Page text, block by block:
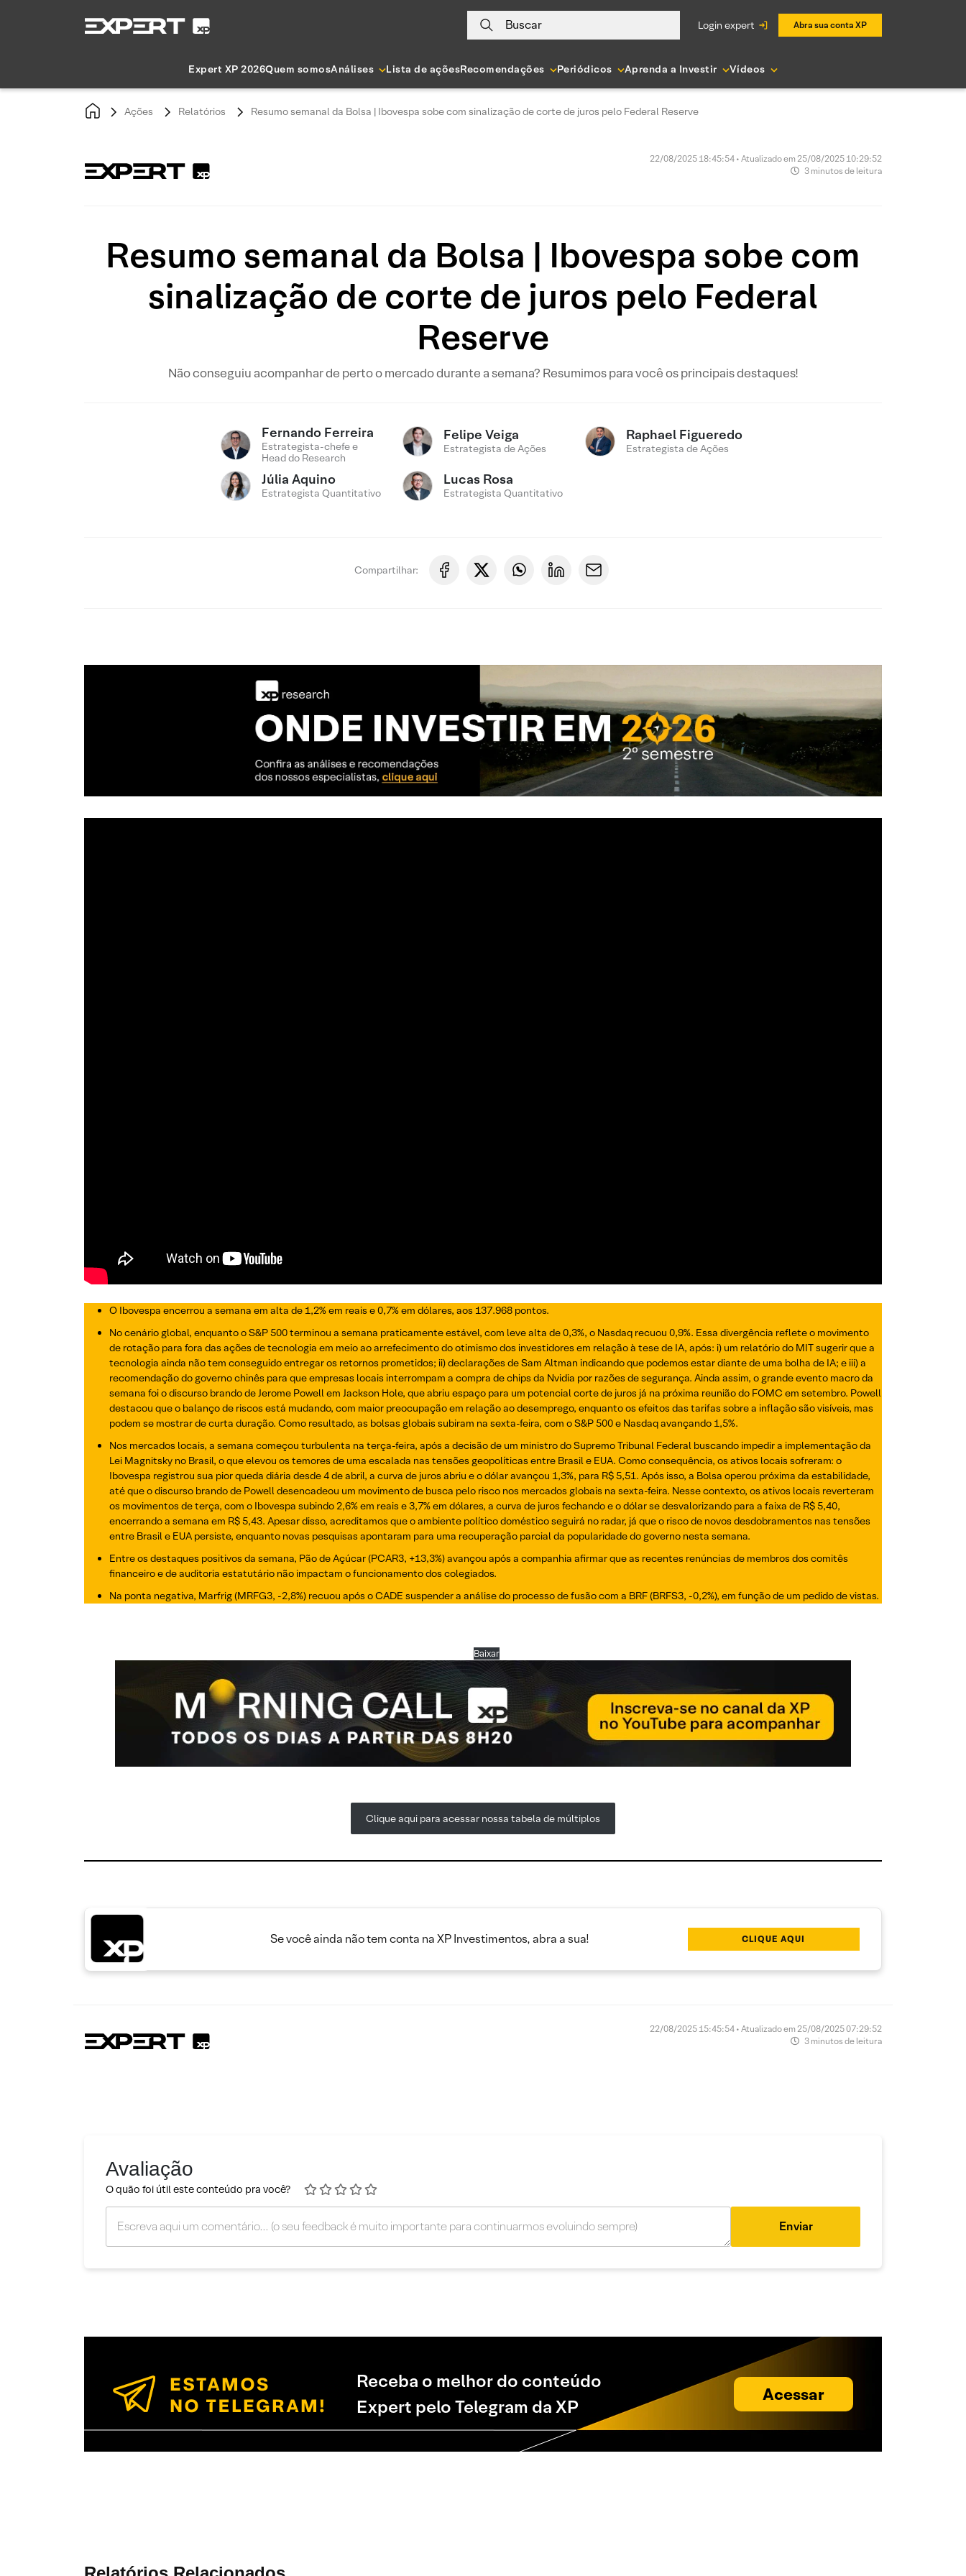
Buscar login expert Abra sua conta XP
Expert XP 2026Quem somosAnálises Lista de açõesRecomendações Periódicos Aprenda a Investir Vídeos
Ações Relatórios Resumo semanal da Bolsa | Ibovespa sobe com sinalização de corte de juros pelo Federal Reserve
22/08/2025 18:45:54 • Atualizado em 25/08/2025 10:29:52
3 minutos de leitura
Resumo semanal da Bolsa | Ibovespa sobe com
sinalização de corte de juros pelo Federal
Reserve
Não conseguiu acompanhar de perto o mercado durante a semana? Resumimos para você os principais destaques!
Fernando Ferreira
Estrategista-chefe e
Head do Research
Felipe Veiga
Estrategista de Ações
Raphael Figueredo
Estrategista de Ações
Júlia Aquino
Estrategista Quantitativo
Lucas Rosa
Estrategista Quantitativo
Compartilhar:
O Ibovespa encerrou a semana em alta de 1,2% em reais e 0,7% em dólares, aos 137.968 pontos.
No cenário global, enquanto o S&P 500 terminou a semana praticamente estável, com leve alta de 0,3%, o Nasdaq recuou 0,9%. Essa divergência reflete o movimento
de rotação para fora das ações de tecnologia em meio ao arrefecimento do otimismo dos investidores em relação à tese de IA, após: i) um relatório do MIT sugerir que a
tecnologia ainda não tem conseguido entregar os retornos prometidos; ii) declarações de Sam Altman indicando que podemos estar diante de uma bolha de IA; e iii) a
recomendação do governo chinês para que empresas locais interrompam a compra de chips da Nvidia por razões de segurança. Ainda assim, o grande evento macro da
semana foi o discurso brando de Jerome Powell em Jackson Hole, que abriu espaço para um potencial corte de juros já na próxima reunião do FOMC em setembro. Powell
destacou que o balanço de riscos está mudando, com maior preocupação em relação ao desemprego, enquanto os efeitos das tarifas sobre a inflação são visíveis, mas
podem se mostrar de curta duração. Como resultado, as bolsas globais subiram na sexta-feira, com o S&P 500 e Nasdaq avançando 1,5%.
Nos mercados locais, a semana começou turbulenta na terça-feira, após a decisão de um ministro do Supremo Tribunal Federal buscando impedir a implementação da
Lei Magnitsky no Brasil, o que elevou os temores de uma escalada nas tensões geopolíticas entre Brasil e EUA. Como consequência, os ativos locais sofreram: o
Ibovespa registrou sua pior queda diária desde 4 de abril, a curva de juros abriu e o dólar avançou 1,3%, para R$ 5,51. Após isso, a Bolsa operou próxima da estabilidade,
até que o discurso brando de Powell desencadeou um movimento de busca pelo risco nos mercados globais na sexta-feira. Nesse contexto, os ativos locais reverteram
os movimentos de terça, com o Ibovespa subindo 2,6% em reais e 3,7% em dólares, a curva de juros fechando e o dólar se desvalorizando para a faixa de R$ 5,40,
encerrando a semana em R$ 5,43. Apesar disso, acreditamos que o ambiente político doméstico seguirá no radar, já que o risco de novos desdobramentos nas tensões
entre Brasil e EUA persiste, enquanto novas pesquisas apontaram para uma recuperação parcial da popularidade do governo nesta semana.
Entre os destaques positivos da semana, Pão de Açúcar (PCAR3, +13,3%) avançou após a companhia afirmar que as recentes renúncias de membros dos comitês
financeiro e de auditoria estatutário não impactam o funcionamento dos colegiados.
Na ponta negativa, Marfrig (MRFG3, -2,8%) recuou após o CADE suspender a análise do processo de fusão com a BRF (BRFS3, -0,2%), em função de um pedido de vistas.
Baixar
Clique aqui para acessar nossa tabela de múltiplos
Se você ainda não tem conta na XP Investimentos, abra a sua! CLIQUE AQUI
22/08/2025 15:45:54 • Atualizado em 25/08/2025 07:29:52
3 minutos de leitura
Avaliação
O quão foi útil este conteúdo pra você?
Enviar
Receba o melhor do conteúdo
Expert pelo Telegram da XP
Acessar